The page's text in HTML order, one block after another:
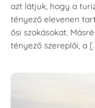
azt látjuk, hogy a
tényező elevenen
ősi szokásokat.
tényező szereplői, a